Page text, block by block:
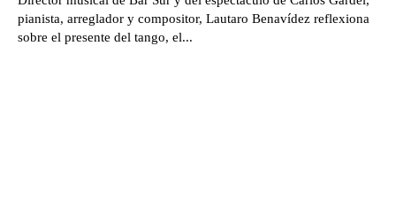
pianista, arreglador y compositor, Lautaro Benavídez reflexiona
sobre el presente del tango, el...